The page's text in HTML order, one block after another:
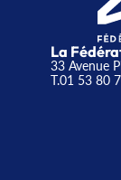
La
33 Avenue
T.01 53 80